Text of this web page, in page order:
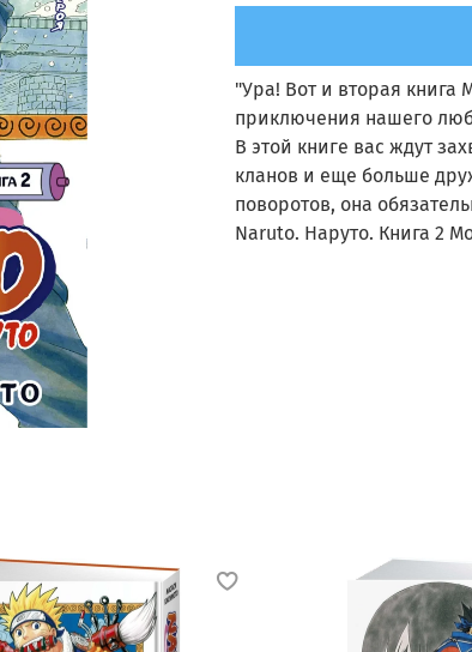
"Ура! Вот и вторая книга
приключения нашего
В этой книге вас ждут
кланов и еще больше
поворотов, она
Naruto. Наруто. Книга 2